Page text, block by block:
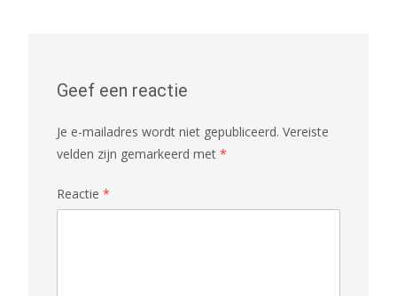
Geef een reactie
Je e-mailadres wordt niet gepubliceerd. Vereiste
velden zijn gemarkeerd met *
Reactie *